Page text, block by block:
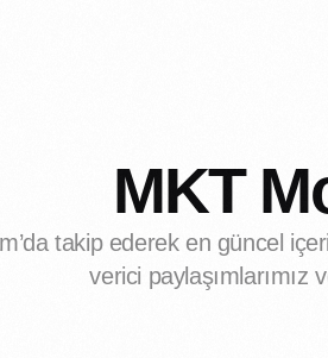
MKT
takip ederek en güncel
verici paylaşımlarımız